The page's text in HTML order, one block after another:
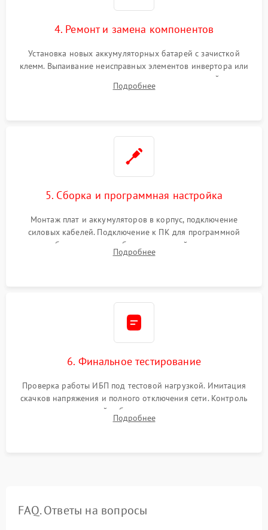
4. Ремонт и замена компонентов
Установка новых аккумуляторных батарей с зачисткой
клемм. Выпаивание неисправных элементов инвертора или
цепи зарядки и монтаж новых радиодеталей.
Восстановление поврежденных токоведущих дорожек и
Подробнее
5. Сборка и программная настройка
Монтаж плат и аккумуляторов в корпус, подключение
силовых кабелей. Подключение к ПК для программной
калибровки констант батареи, настройки порогов
срабатывания AVR и сброса счетчиков старения АКБ.
Подробнее
6. Финальное тестирование
Проверка работы ИБП под тестовой нагрузкой. Имитация
скачков напряжения и полного отключения сети. Контроль
времени автономной работы, температурного режима и
корректности формы выходного сигнала.
Подробнее
FAQ. Ответы на вопросы